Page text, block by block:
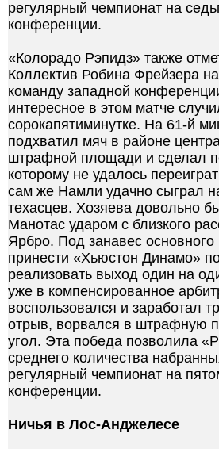
регулярный чемпионат на
конференции.
«Колорадо Рэпидз» также
Коллектив Робина Фрейзера
команду западной
интересное в этом матче
сорокапятиминутке. На 61-й
подхватил мяч в районе
штрафной площади и сделал
которому не удалось
сам же Намли удачно сыграл
техасцев. Хозяева довольно
Манотас ударом с близкого
Ярбро. Под занавес
принести «Хьюстон Динамо»
реализовать выход один на
уже в компенсированное
воспользовался и заработал
отрыв, ворвался в штрафную
угол. Эта победа позволила
среднего количества
регулярный чемпионат на
конференции.
Ничья в Лос-Анджелесе